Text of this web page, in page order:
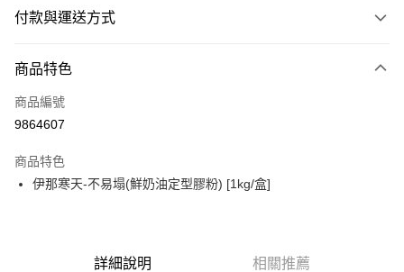
付款與運送方式
信用卡一次付款
超商取貨付款
Apple Pay
商品特色
商品編號
9864607
商品特色
伊那寒天-不易塌(鮮奶油定型膠粉) [1kg/盒]
詳細說明 相關推薦